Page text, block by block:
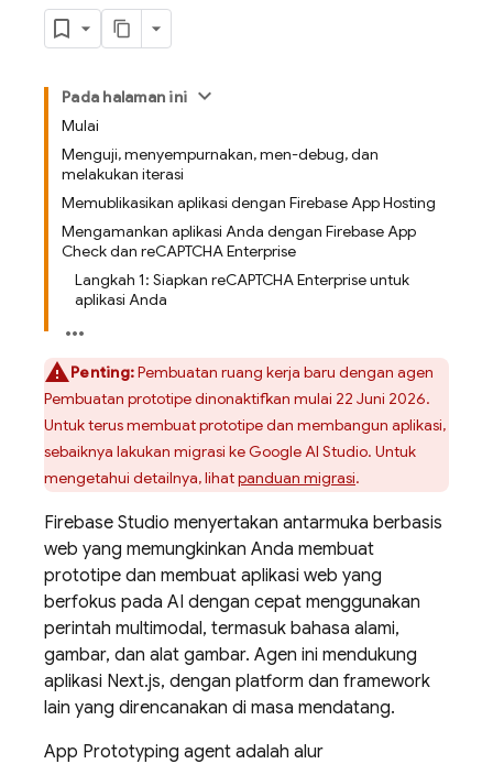
Pada halaman ini
Mulai
Menguji, menyempurnakan, men-debug, dan
melakukan iterasi
Memublikasikan aplikasi dengan Firebase App Hosting
Mengamankan aplikasi Anda dengan Firebase App
Check dan reCAPTCHA Enterprise
Langkah 1: Siapkan reCAPTCHA Enterprise untuk
aplikasi Anda
Penting:Pembuatan ruang kerja baru dengan agen
Pembuatan prototipe dinonaktifkan mulai 22 Juni 2026.
Untuk terus membuat prototipe dan membangun aplikasi,
sebaiknya lakukan migrasi ke Google AI Studio. Untuk
mengetahui detailnya, lihatpanduan migrasi.
Firebase Studio menyertakan antarmuka berbasis
web yang memungkinkan Anda membuat
prototipe dan membuat aplikasi web yang
berfokus pada AI dengan cepat menggunakan
perintah multimodal, termasuk bahasa alami,
gambar, dan alat gambar. Agen ini mendukung
aplikasi Next.js, dengan platform dan framework
lain yang direncanakan di masa mendatang.
App Prototyping agent adalah alur